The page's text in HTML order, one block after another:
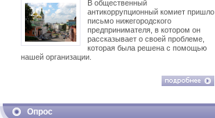
В общественный
антикоррупционный комиет пришло
письмо нижегородского
предпринимателя, в котором он
рассказывает о своей проблеме,
которая была решена с помощью
нашей организации.
Опрос